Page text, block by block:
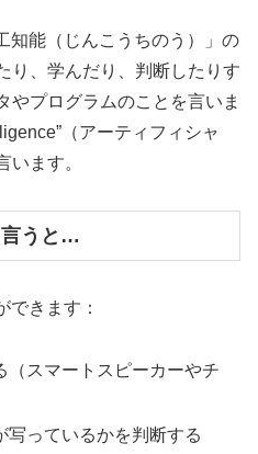
知能（じんこうちのう）」の
り、学んだり、判断したりす
やプログラムのことを言いま
（アーティフィシャ
います。
言うと…
できます：
（スマートスピーカーやチ
写っているかを判断する